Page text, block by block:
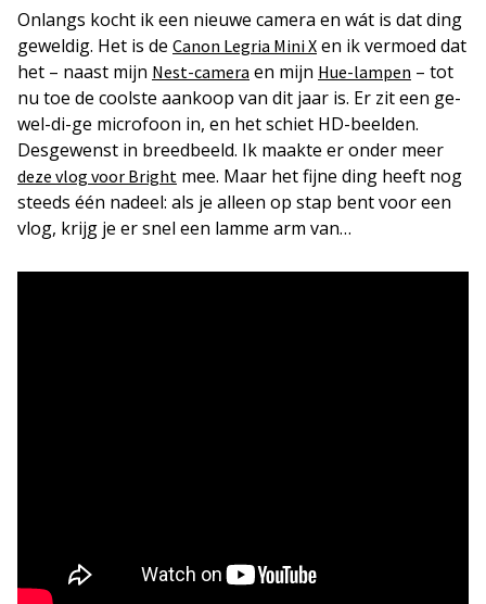
Onlangs kocht ik een nieuwe camera en wát is dat ding
geweldig. Het is de Canon Legria Mini X en ik vermoed dat
het – naast mijn Nest-camera en mijn Hue-lampen – tot
nu toe de coolste aankoop van dit jaar is. Er zit een ge-
wel-di-ge microfoon in, en het schiet HD-beelden.
Desgewenst in breedbeeld. Ik maakte er onder meer
deze vlog voor Bright mee. Maar het fijne ding heeft nog
steeds één nadeel: als je alleen op stap bent voor een
vlog, krijg je er snel een lamme arm van…